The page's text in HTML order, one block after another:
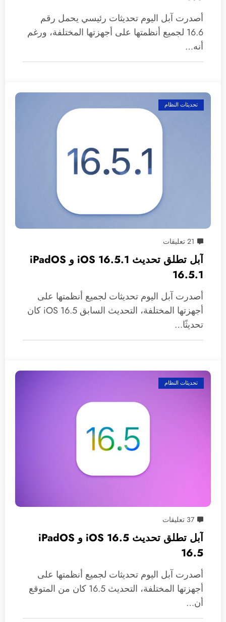
أصدرت آبل اليوم تحديثات رئيسي يحمل رقم
16.6 لجميع أنظمتها على أجهزتها المختلفة، ورغم
أنه…
تحديثات النظام
21 تعليقات
آبل تطلق تحديث 16.5.1 iOS و iPadOS
16.5.1
أصدرت آبل اليوم تحديثات لجميع أنظمتها على
أجهزتها المختلفة، التحديث السابق iOS 16.5 كان
تحديثًا…
تحديثات النظام
37 تعليقات
آبل تطلق تحديث 16.5 iOS و iPadOS
16.5
أصدرت آبل اليوم تحديثات لجميع أنظمتها على
أجهزتها المختلفة، التحديث 16.5 كان من المتوقع
أن…